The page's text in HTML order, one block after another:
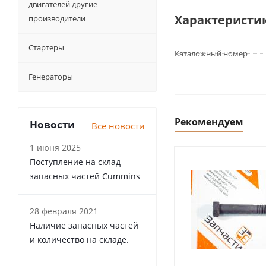
Каталожный номер
Рекомендуем
двигателей другие
производители
Стартеры
Генераторы
Новости Все новости
1 июня 2025
Поступление на склад
запасных частей Cummins
28 февраля 2021
Наличие запасных частей
и количество на складе.